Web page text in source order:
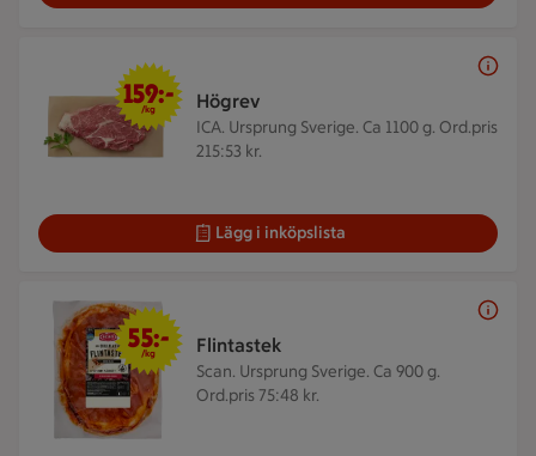
Högrev
ICA. Ursprung Sverige. Ca 1100 g. Ord.pris
215:53 kr.
159 kr/kg
159:-
/kg
Lägg i inköpslista
Flintastek
Scan. Ursprung Sverige. Ca 900 g.
Ord.pris 75:48 kr.
55 kr/kg
55:-
/kg